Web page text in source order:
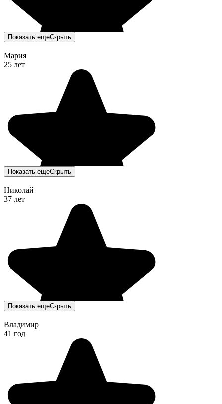
Показать ещеСкрыть
Мария
25 лет
Показать ещеСкрыть
Николай
37 лет
Показать ещеСкрыть
Владимир
41 год